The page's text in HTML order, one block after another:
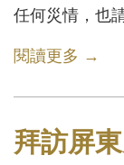
任何災情，也
閱讀更多 →
拜訪屏